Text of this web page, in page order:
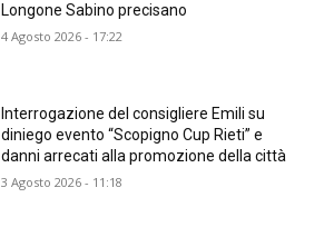
Longone Sabino precisano
4 Agosto 2026 - 17:22
Interrogazione del consigliere Emili su
diniego evento “Scopigno Cup Rieti” e
danni arrecati alla promozione della città
3 Agosto 2026 - 11:18